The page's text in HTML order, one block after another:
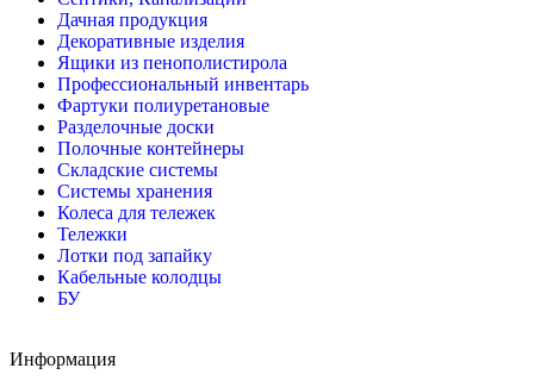
Дачная продукция
Декоративные изделия
Ящики из пенополистирола
Профессиональный инвентарь
Фартуки полиуретановые
Разделочные доски
Полочные контейнеры
Складские системы
Системы хранения
Колеса для тележек
Тележки
Лотки под запайку
Кабельные колодцы
БУ
Информация